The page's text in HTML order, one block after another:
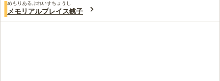
めもりあるぷれいすちょうし
メモリアルプレイス銚子